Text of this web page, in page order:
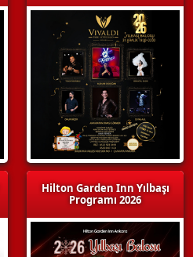
Hilton Garden Inn Yılbaşı
Programı 2026